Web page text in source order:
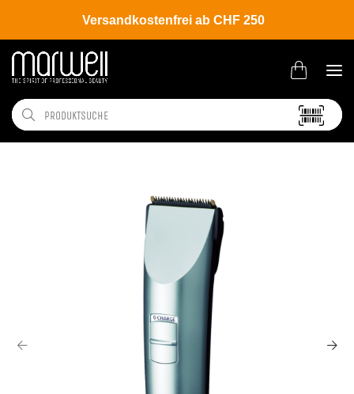
Versandkostenfrei ab CHF 250
Shop Brands Panasonic